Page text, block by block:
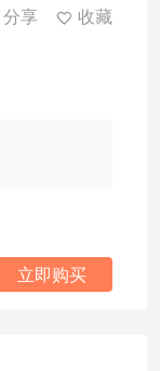
分享 收藏
立即购买